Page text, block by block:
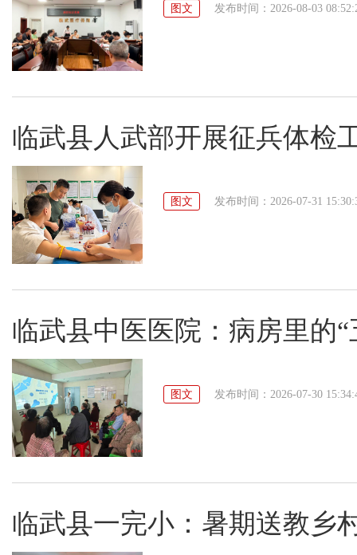
图文 发布时间：2026-08-03
临武县人武部开展征兵体检
图文 发布时间：2026-07-31
临武县中医医院：病房里的
图文 发布时间：2026-07-30
临武县一完小：暑期送教乡